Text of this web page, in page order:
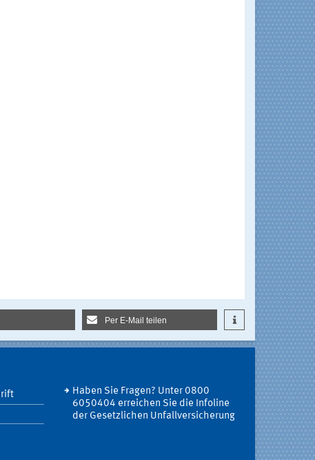
Per E-Mail teilen
Haben Sie Fragen? Unter 0800
6050404 erreichen Sie die Infoline
der Gesetzlichen Unfallversicherung